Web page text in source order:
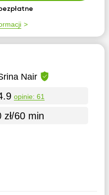
Nair
opinie: 61
zł/60 min